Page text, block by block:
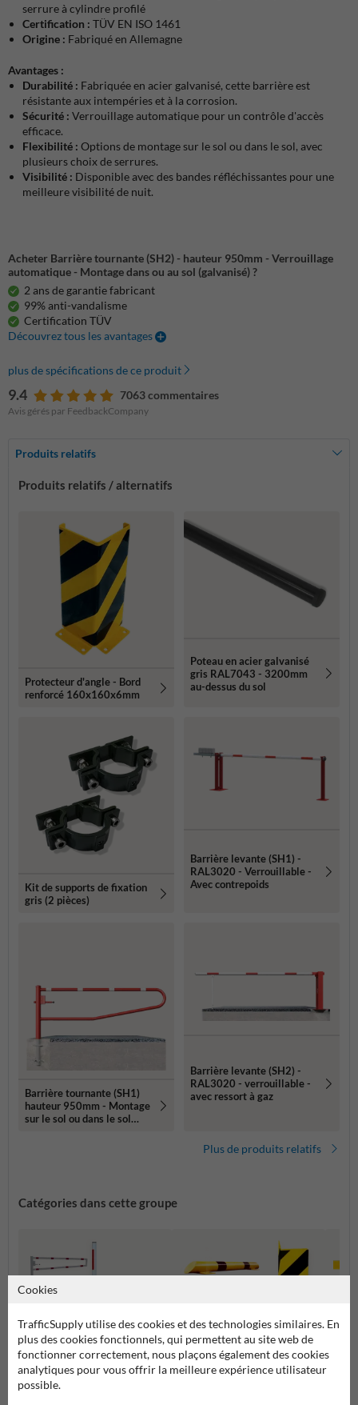
serrure à cylindre profilé
Certification : TÜV EN ISO 1461
Origine : Fabriqué en Allemagne
Avantages :
Durabilité : Fabriquée en acier galvanisé, cette barrière est
résistante aux intempéries et à la corrosion.
Sécurité : Verrouillage automatique pour un contrôle d'accès
efficace.
Flexibilité : Options de montage sur le sol ou dans le sol, avec
plusieurs choix de serrures.
Visibilité : Disponible avec des bandes réfléchissantes pour une
meilleure visibilité de nuit.
Acheter Barrière tournante (SH2) - hauteur 950mm - Verrouillage
automatique - Montage dans ou au sol (galvanisé) ?
2 ans de garantie fabricant
99% anti-vandalisme
Certification TÜV
Découvrez tous les avantages
plus de spécifications de ce produit
9.4 7063 commentaires
Avis gérés par FeedbackCompany
Produits relatifs
Produits relatifs / alternatifs
Protecteur d'angle - Bord
renforcé 160x160x6mm
Poteau en acier galvanisé
gris RAL7043 - 3200mm
au-dessus du sol
Kit de supports de fixation
gris (2 pièces)
Barrière levante (SH1) -
RAL3020 - Verrouillable -
Avec contrepoids
Barrière tournante (SH1)
hauteur 950mm - Montage
sur le sol ou dans le sol
Barrière levante (SH2) -
RAL3020 - verrouillable -
avec ressort à gaz
Plus de produits relatifs
Catégories dans cette groupe
Cookies
TrafficSupply utilise des cookies et des technologies similaires. En
plus des cookies fonctionnels, qui permettent au site web de
fonctionner correctement, nous plaçons également des cookies
analytiques pour vous offrir la meilleure expérience utilisateur
possible.